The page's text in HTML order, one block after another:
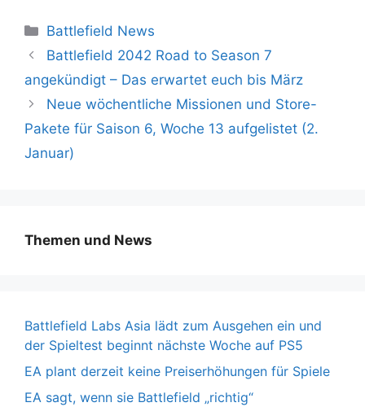
Kategorien
Battlefield News
Battlefield 2042 Road to Season 7
angekündigt – Das erwartet euch bis März
Neue wöchentliche Missionen und Store-
Pakete für Saison 6, Woche 13 aufgelistet (2.
Januar)
Themen und News
Battlefield Labs Asia lädt zum Ausgehen ein und
der Spieltest beginnt nächste Woche auf PS5
EA plant derzeit keine Preiserhöhungen für Spiele
EA sagt, wenn sie Battlefield „richtig“